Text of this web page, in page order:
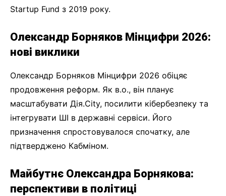
Startup Fund з 2019 року.
Олександр Борняков Мінцифри 2026:
нові виклики
Олександр Борняков Мінцифри 2026 обіцяє
продовження реформ. Як в.о., він планує
масштабувати Дія.City, посилити кібербезпеку та
інтегрувати ШІ в державні сервіси. Його
призначення спростовувалося спочатку, але
підтверджено Кабміном.
Майбутнє Олександра Борнякова:
перспективи в політиці